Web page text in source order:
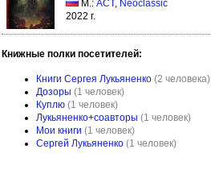
М.: АСТ, Neoclassic
2022 г.
Книжные полки посетителей:
Книги Сергея Лукьяненко (2 человека)
Дозоры (1 человек)
Куплю (1 человек)
Лукьяненко+соавторы (1 человек)
Мои книги (1 человек)
Сергей Лукьяненко (1 человек)